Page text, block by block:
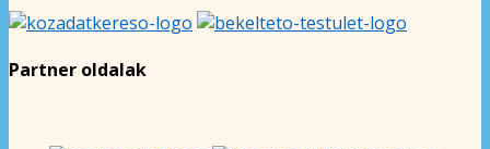
Partner oldalak